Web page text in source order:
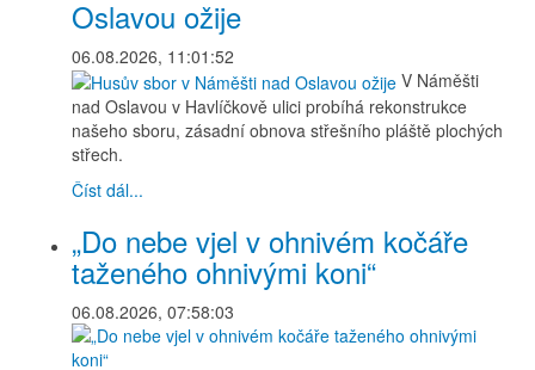
Oslavou ožije
06.08.2026, 11:01:52
V Náměšti
nad Oslavou v Havlíčkově ulici probíhá rekonstrukce
našeho sboru, zásadní obnova střešního pláště plochých
střech.
Číst dál...
„Do nebe vjel v ohnivém kočáře
taženého ohnivými koni“
06.08.2026, 07:58:03